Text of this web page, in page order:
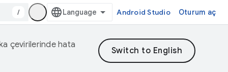
/ Android Studio Oturum aç
çevirilerinde hata